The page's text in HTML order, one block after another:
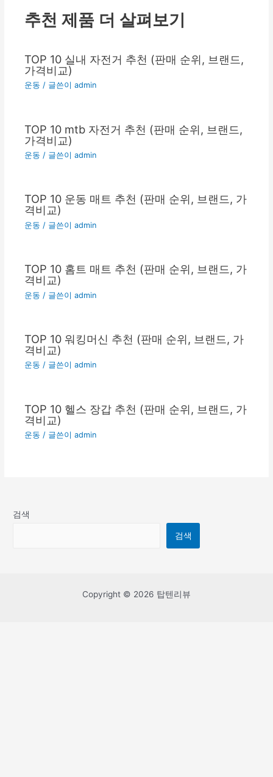
추천 제품 더 살펴보기
TOP 10 실내 자전거 추천 (판매 순위, 브랜드,
가격비교)
운동 / 글쓴이admin
TOP 10 mtb 자전거 추천 (판매 순위, 브랜드,
가격비교)
운동 / 글쓴이admin
TOP 10 운동 매트 추천 (판매 순위, 브랜드, 가
격비교)
운동 / 글쓴이admin
TOP 10 홈트 매트 추천 (판매 순위, 브랜드, 가
격비교)
운동 / 글쓴이admin
TOP 10 워킹머신 추천 (판매 순위, 브랜드, 가
격비교)
운동 / 글쓴이admin
TOP 10 헬스 장갑 추천 (판매 순위, 브랜드, 가
격비교)
운동 / 글쓴이admin
검색
검색
Copyright © 2026 탑텐리뷰